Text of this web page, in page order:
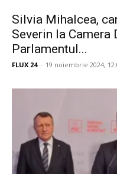
Silvia Mihalcea,
Severin la Camera
Parlamentul...
FLUX 24 - 19 noiembrie 2024,